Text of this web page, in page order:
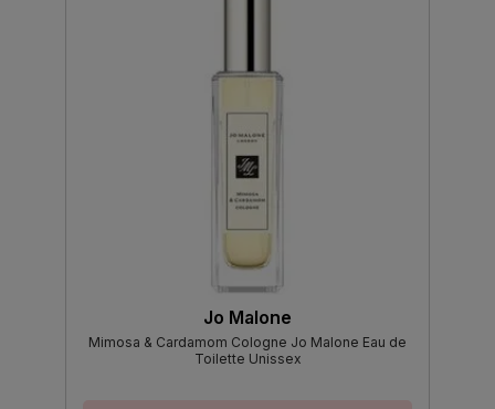
Jo Malone
Mimosa & Cardamom Cologne Jo Malone Eau de
Toilette Unissex